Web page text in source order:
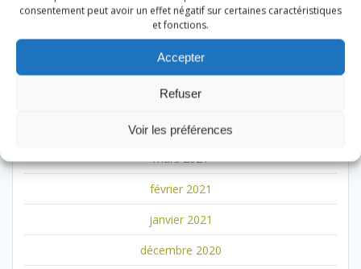
consentement peut avoir un effet négatif sur certaines caractéristiques
et fonctions.
Accepter
Refuser
Voir les préférences
octobre 2021
juillet 2021
juin 2021
mai 2021
avril 2021
mars 2021
février 2021
janvier 2021
décembre 2020